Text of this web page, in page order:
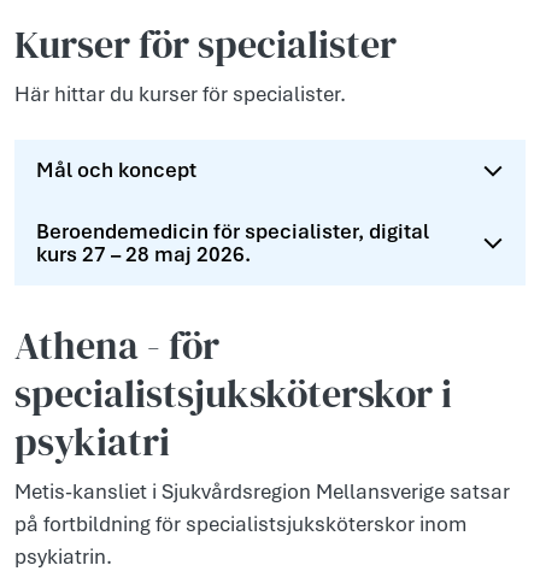
Kurser för specialister
Här hittar du kurser för specialister.
Mål och koncept
Beroendemedicin för specialister, digital
kurs 27 – 28 maj 2026.
Athena - för
specialistsjuksköterskor i
psykiatri
Metis-kansliet i Sjukvårdsregion Mellansverige satsar
på fortbildning för specialistsjuksköterskor inom
psykiatrin.